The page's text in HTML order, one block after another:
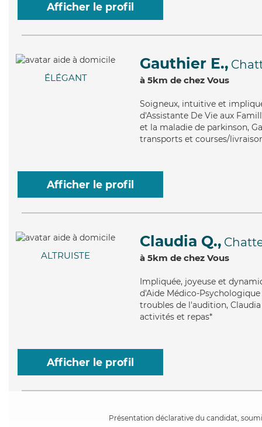
Afficher le profil
ÉLÉGANT
Gauthier E.,
à 5km de chez Vous
Soigneux, intuitive et
d'Assistante De Vie aux
et la maladie de parkinson,
transports et courses/
Afficher le profil
ALTRUISTE
Claudia Q.,
à 5km de chez Vous
Impliquée, joyeuse et
d'Aide Médico-
troubles de l'audition,
activités et repas*
Afficher le profil
Présentation déclarative du candidat,